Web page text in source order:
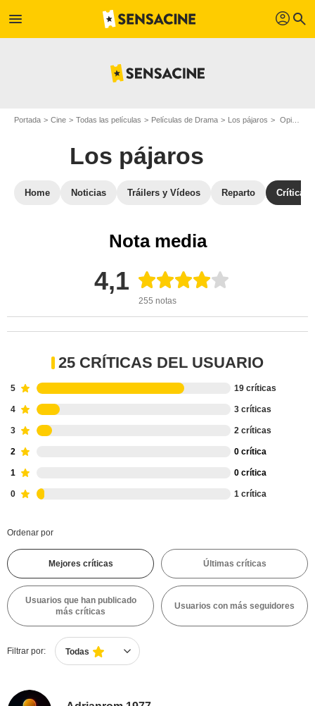
menu profil search
Portada Cine Todas las películas Películas de Drama Los pájaros Opiniones sobre Los pájaros
Los pájaros
Home Noticias Tráilers y Vídeos Reparto Críticas
Nota media
4,1
255 notas
25 CRÍTICAS DEL USUARIO
5 19 críticas
4 3 críticas
3 2 críticas
2 0 crítica
1 0 crítica
0 1 crítica
Ordenar por
Mejores críticas Últimas críticas
Usuarios que han publicado
más críticas
Usuarios con más seguidores
Filtrar por: Todas